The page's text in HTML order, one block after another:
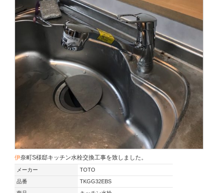
伊奈町S様邸キッチン水栓交換工事を致しました。
メーカー
TOTO
品番
TKGG32EBS